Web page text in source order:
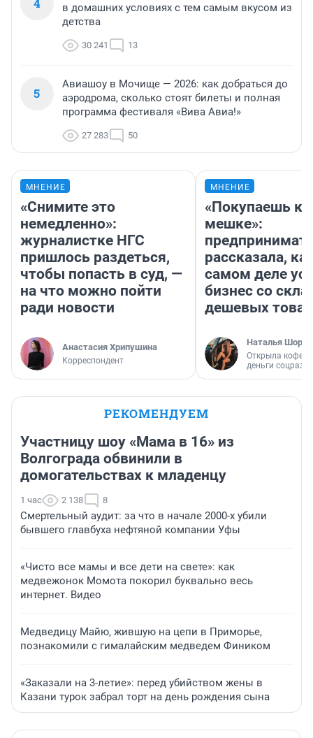
4
в домашних условиях с тем самым вкусом из
детства
30 241 13
5
Авиашоу в Мочище — 2026: как добраться до
аэродрома, сколько стоят билеты и полная
программа фестиваля «Вива Авиа!»
27 283 50
МНЕНИЕ
«Снимите это
немедленно»:
журналистке НГС
пришлось раздеться,
чтобы попасть в суд, —
на что можно пойти
ради новости
Анастасия Хрипушина
Корреспондент
МНЕНИЕ
«Покупаешь
мешке»:
рассказала,
самом деле
бизнес со
дешевых
Наталья
Открыла
деньги
РЕКОМЕНДУЕМ
Участницу шоу «Мама в 16» из
Волгограда обвинили в
домогательствах к младенцу
1 час 2 138 8
Смертельный аудит: за что в начале 2000-х убили
бывшего главбуха нефтяной компании Уфы
«Чисто все мамы и все дети на свете»: как
медвежонок Момота покорил буквально весь
интернет. Видео
Медведицу Майю, жившую на цепи в Приморье,
познакомили с гималайским медведем Фиником
«Заказали на 3-летие»: перед убийством жены в
Казани турок забрал торт на день рождения сына